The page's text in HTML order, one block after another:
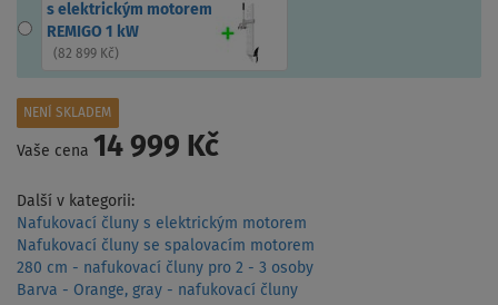
s elektrickým motorem
REMIGO 1 kW
(82 899 Kč)
NENÍ SKLADEM
Vaše cena 14 999 Kč
Další v kategorii:
Nafukovací čluny s elektrickým motorem
Nafukovací čluny se spalovacím motorem
280 cm - nafukovací čluny pro 2 - 3 osoby
Barva - Orange, gray - nafukovací čluny